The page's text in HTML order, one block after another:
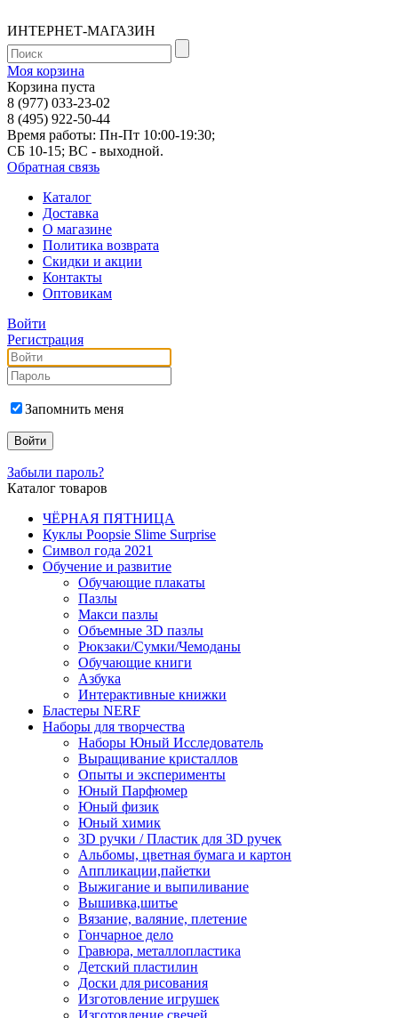
ИНТЕРНЕТ-МАГАЗИН
Моя корзина
Корзина пуста
8 (977) 033-23-02
8 (495) 922-50-44
Время работы: Пн-Пт 10:00-19:30;
СБ 10-15; ВС - выходной.
Обратная связь
Каталог
Доставка
О магазине
Политика возврата
Скидки и акции
Контакты
Оптовикам
Войти
Регистрация
Запомнить меня
Забыли пароль?
Каталог товаров
ЧЁРНАЯ ПЯТНИЦА
Куклы Poopsie Slime Surprise
Символ года 2021
Обучение и развитие
Обучающие плакаты
Пазлы
Макси пазлы
Объемные 3D пазлы
Рюкзаки/Сумки/Чемоданы
Обучающие книги
Азбука
Интерактивные книжки
Бластеры NERF
Наборы для творчества
Наборы Юный Исследователь
Выращивание кристаллов
Опыты и эксперименты
Юный Парфюмер
Юный физик
Юный химик
3D ручки / Пластик для 3D ручек
Альбомы, цветная бумага и картон
Аппликации,пайетки
Выжигание и выпиливание
Вышивка,шитье
Вязание, валяние, плетение
Гончарное дело
Гравюра, металлопластика
Детский пластилин
Доски для рисования
Изготовление игрушек
Изготовление свечей